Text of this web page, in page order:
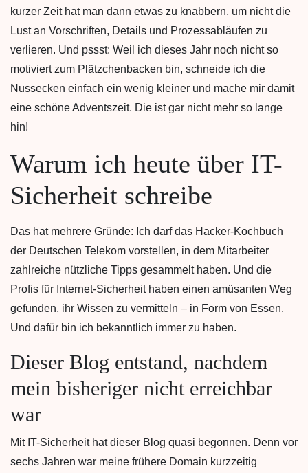
kurzer Zeit hat man dann etwas zu knabbern, um nicht die
Lust an Vorschriften, Details und Prozessabläufen zu
verlieren. Und pssst: Weil ich dieses Jahr noch nicht so
motiviert zum Plätzchenbacken bin, schneide ich die
Nussecken einfach ein wenig kleiner und mache mir damit
eine schöne Adventszeit. Die ist gar nicht mehr so lange
hin!
Warum ich heute über IT-
Sicherheit schreibe
Das hat mehrere Gründe: Ich darf das Hacker-Kochbuch
der Deutschen Telekom vorstellen, in dem Mitarbeiter
zahlreiche nützliche Tipps gesammelt haben. Und die
Profis für Internet-Sicherheit haben einen amüsanten Weg
gefunden, ihr Wissen zu vermitteln – in Form von Essen.
Und dafür bin ich bekanntlich immer zu haben.
Dieser Blog entstand, nachdem
mein bisheriger nicht erreichbar
war
Mit IT-Sicherheit hat dieser Blog quasi begonnen. Denn vor
sechs Jahren war meine frühere Domain kurzzeitig